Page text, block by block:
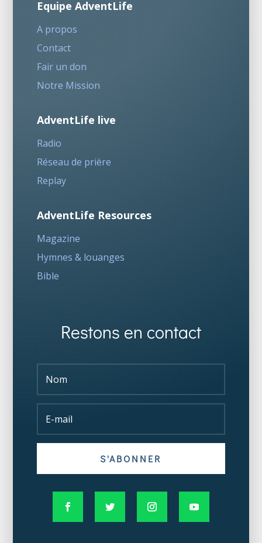
Equipe AdventLife
A propos
Contact
Fair un don
Notre Mission
AdventLife live
Radio
Réseau de prière
Replay
AdventLife Resources
Magazine
Hymnes & louanges
Bible
Restons en contact
S'ABONNER